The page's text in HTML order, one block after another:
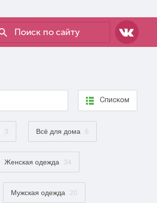
Списком
3 Всё для дома 6
Женская одежда 34
Мужская одежда 20